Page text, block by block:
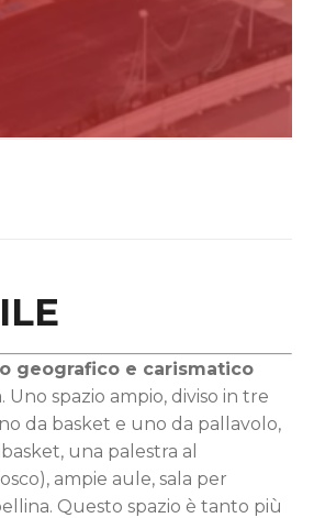
il verde rappresenta noi e
giovane e adulto che vive
suo cammino di Catechesi, di
e di tempo libero.
geografico e carismatico
Uno spazio ampio, diviso in tre
da basket e uno da pallavolo,
una palestra al
ampie aule, sala per
Questo spazio è tanto più